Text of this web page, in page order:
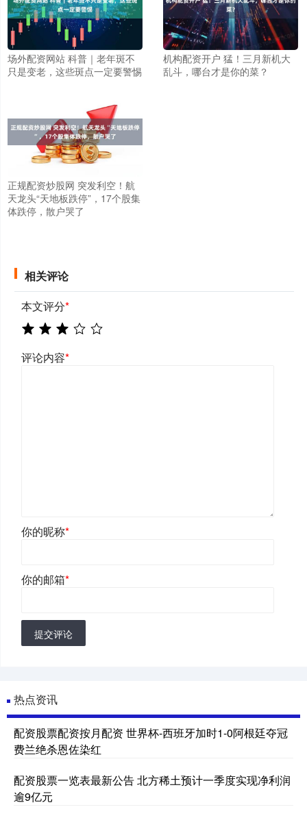
场外配资网站 科普｜老年斑不
只是变老，这些斑点一定要警惕
机构配资开户 猛！三月新机大
乱斗，哪台才是你的菜？
正规配资炒股网 突发利空！航
天龙头“天地板跌停”，17个股集
体跌停，散户哭了
相关评论
本文评分*
评论内容*
你的昵称*
你的邮箱*
提交评论
热点资讯
配资股票配资按月配资 世界杯-西班牙加时1-0阿根廷夺冠
费兰绝杀恩佐染红
配资股票一览表最新公告 北方稀土预计一季度实现净利润
逾9亿元